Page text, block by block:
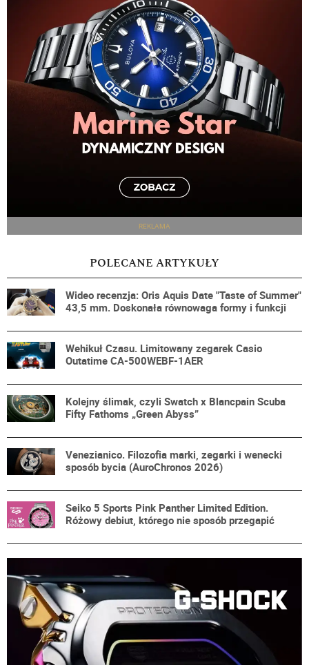
REKLAMA
POLECANE ARTYKUŁY
Wideo recenzja: Oris Aquis Date "Taste of Summer"
43,5 mm. Doskonała równowaga formy i funkcji
Wehikuł Czasu. Limitowany zegarek Casio
Outatime CA-500WEBF-1AER
Kolejny ślimak, czyli Swatch x Blancpain Scuba
Fifty Fathoms „Green Abyss”
Venezianico. Filozofia marki, zegarki i wenecki
sposób bycia (AuroChronos 2026)
Seiko 5 Sports Pink Panther Limited Edition.
Różowy debiut, którego nie sposób przegapić